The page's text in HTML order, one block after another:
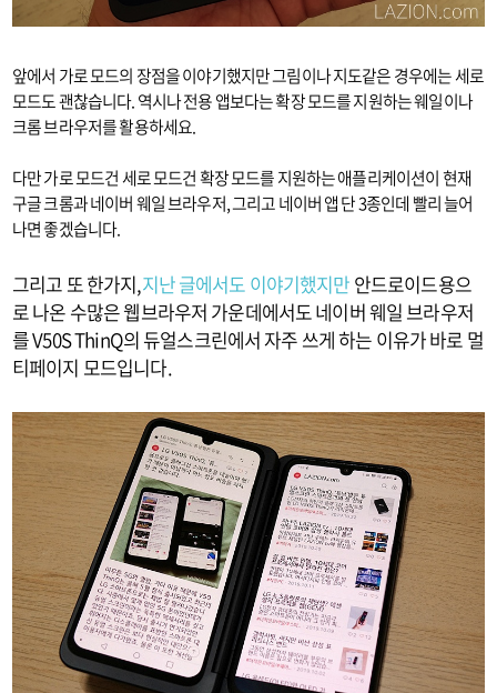
앞에서 가로 모드의 장점을 이야기했지만 그림이나 지도같은 경우에는 세로
모드도 괜찮습니다. 역시나 전용 앱보다는 확장 모드를 지원하는 웨일이나
크롬 브라우저를 활용하세요.
다만 가로 모드건 세로 모드건 확장 모드를 지원하는 애플리케이션이 현재
구글 크롬과 네이버 웨일 브라우저, 그리고 네이버 앱 단 3종인데 빨리 늘어
나면 좋겠습니다.
그리고 또 한가지,지난 글에서도 이야기했지만 안드로이드용으
로 나온 수많은 웹브라우저 가운데에서도 네이버 웨일 브라우저
를 V50S ThinQ의 듀얼스크린에서 자주 쓰게 하는 이유가 바로 멀
티페이지 모드입니다.